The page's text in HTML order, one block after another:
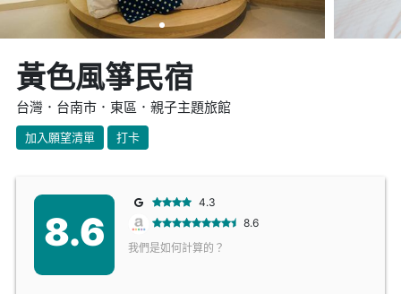
黃色風箏民宿
台灣．台南市．東區．親子主題旅館
加入願望清單 打卡
8.6
4.3
8.6
我們是如何計算的？